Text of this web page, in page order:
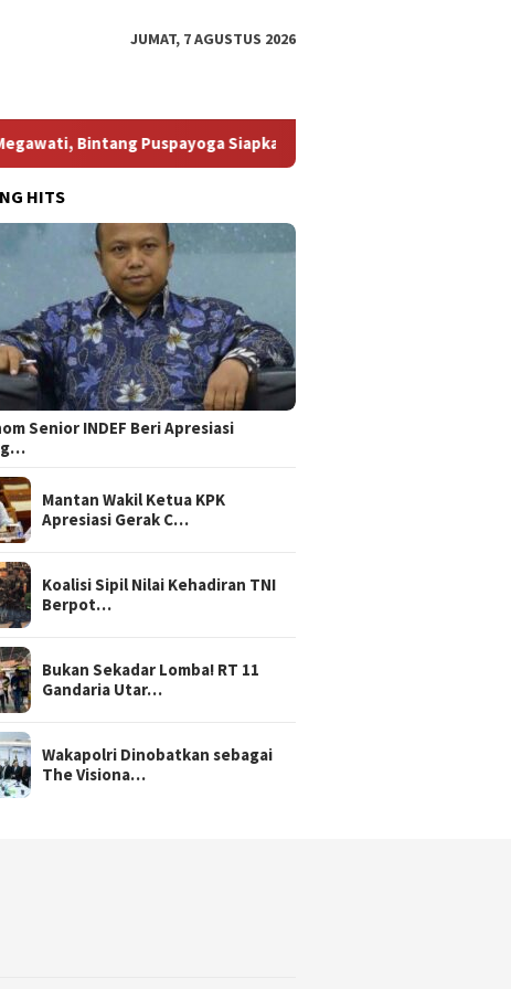
JUMAT, 7 AGUSTUS 2026
Bintang Puspayoga Siapkan Dukungan Berkelanjutan
HITS
Senior INDEF Beri Apresiasi
Mantan Wakil Ketua KPK
Apresiasi Gerak C…
Koalisi Sipil Nilai Kehadiran TNI
Berpot…
Bukan Sekadar Lomba! RT 11
Gandaria Utar…
Wakapolri Dinobatkan sebagai
The Visiona…